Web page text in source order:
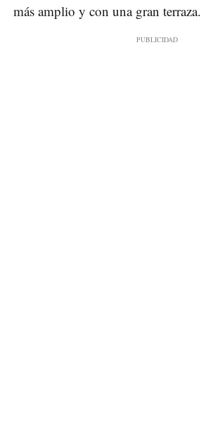
más amplio y con una gran terraza.